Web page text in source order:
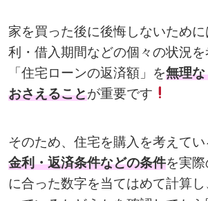
家を買った後に後悔しないために
利・借入期間などの個々の状況を
「住宅ローンの返済額」を無理
おさえることが重要です
そのため、住宅を購入を考えてい
金利・返済条件などの条件を実際
に合った数字を当てはめて計算